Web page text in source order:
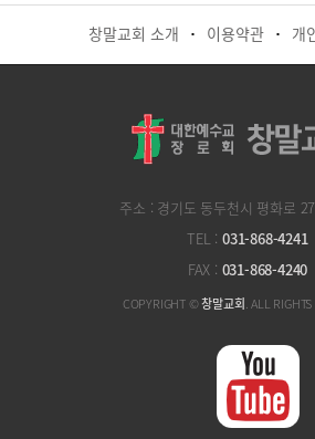
창말교회 소개 · 이용약관 · 개
주소 : 경기도 동두천시 평화로
TEL :031-868-4241
FAX : 031-868-4240
COPYRIGHT ©창말교회. ALL RIGHTS